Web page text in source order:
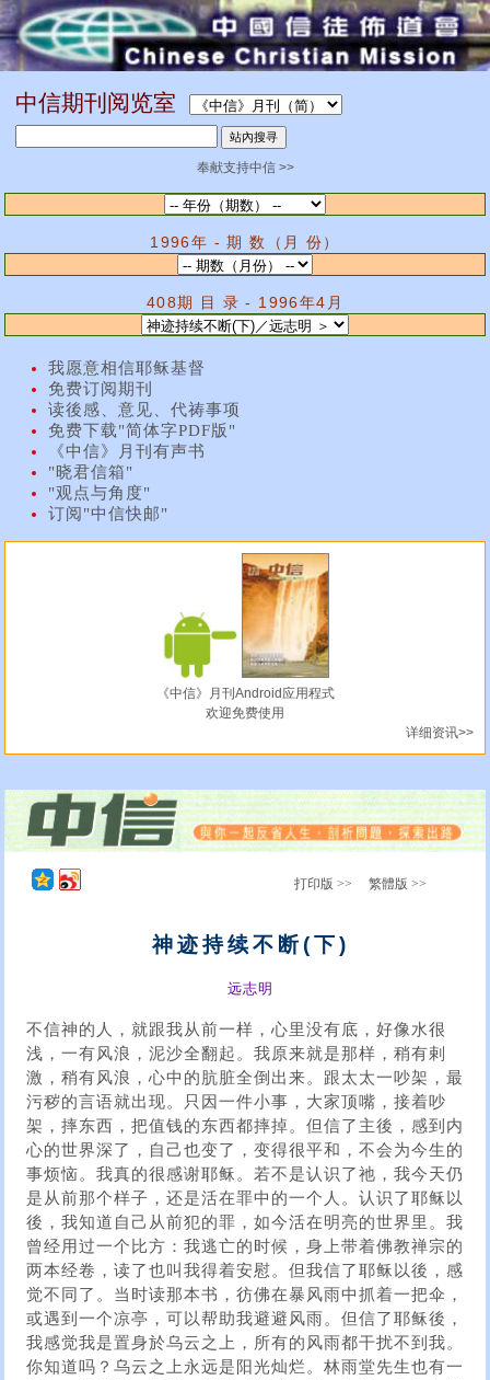
中信期刊阅览室
奉献支持中信 >>
1996年 - 期 数（月 份）
408期 目 录 - 1996年4月
我愿意相信耶稣基督
免费订阅期刊
读後感、意见、代祷事项
免费下载"简体字PDF版"
《中信》月刊有声书
"晓君信箱"
"观点与角度"
订阅"中信快邮"
《中信》月刊Android应用程式
欢迎免费使用
详细资讯>>
打印版 >> 繁體版 >>
神迹持续不断(下)
远志明
不信神的人，就跟我从前一样，心里没有底，好像水很
浅，一有风浪，泥沙全翻起。我原来就是那样，稍有剌
激，稍有风浪，心中的肮脏全倒出来。跟太太一吵架，最
污秽的言语就出现。只因一件小事，大家顶嘴，接着吵
架，摔东西，把值钱的东西都摔掉。但信了主後，感到内
心的世界深了，自己也变了，变得很平和，不会为今生的
事烦恼。我真的很感谢耶稣。若不是认识了祂，我今天仍
是从前那个样子，还是活在罪中的一个人。认识了耶稣以
後，我知道自己从前犯的罪，如今活在明亮的世界里。我
曾经用过一个比方：我逃亡的时候，身上带着佛教禅宗的
两本经卷，读了也叫我得着安慰。但我信了耶稣以後，感
觉不同了。当时读那本书，彷佛在暴风雨中抓着一把伞，
或遇到一个凉亭，可以帮助我避避风雨。但信了耶稣後，
我感觉我是置身於乌云之上，所有的风雨都干扰不到我。
你知道吗？乌云之上永远是阳光灿烂。林雨堂先生也有一